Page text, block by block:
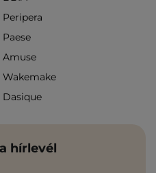
Peripera
Paese
Amuse
Wakemake
Dasique
hírlevél